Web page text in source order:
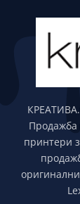
Продажба
принтери